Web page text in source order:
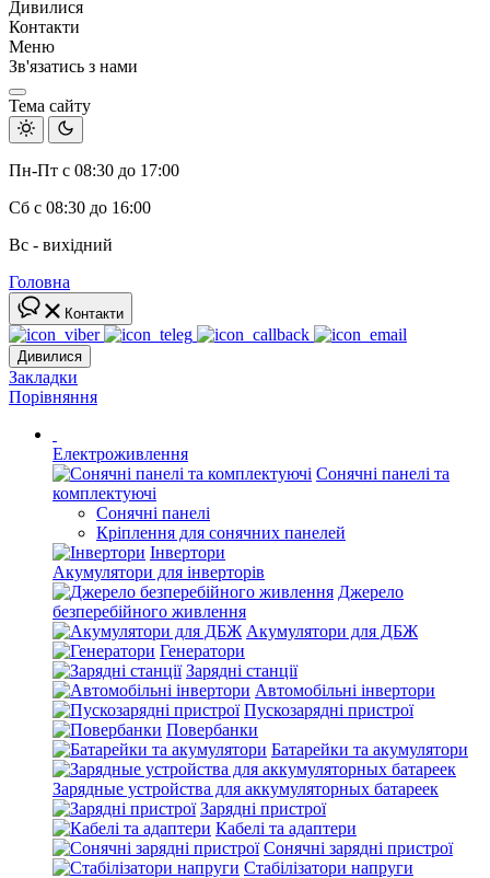
Дивилися
Контакти
Меню
Зв'язатись з нами
Тема сайту
Пн-Пт с 08:30 до 17:00
Сб с 08:30 до 16:00
Вс - вихідний
Головна
Контакти
Дивилися
Закладки
Порівняння
Електроживлення
Сонячні панелі та
комплектуючі
Сонячні панелі
Кріплення для сонячних панелей
Інвертори
Акумулятори для інверторів
Джерело
безперебійного живлення
Акумулятори для ДБЖ
Генератори
Зарядні станції
Автомобільні інвертори
Пускозарядні пристрої
Повербанки
Батарейки та акумулятори
Зарядные устройства для аккумуляторных батареек
Зарядні пристрої
Кабелі та адаптери
Сонячні зарядні пристрої
Стабілізатори напруги